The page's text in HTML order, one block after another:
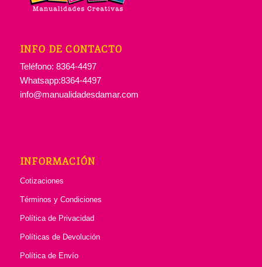
INFO DE CONTACTO
Teléfono: 8364-4497
Whatsapp:8364-4497
info@manualidadesdamar.com
INFORMACIÓN
Cotizaciones
Términos y Condiciones
Política de Privacidad
Políticas de Devolución
Política de Envío